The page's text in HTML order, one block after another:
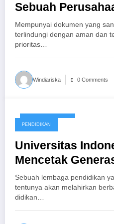
Sebuah
Mempunyai dokumen yang
terlindungi dengan aman dan
prioritas…
Windiariska 0 Comments
January 21, 2017
PENDIDIKAN
Universitas
Mencetak
Sebuah lembaga pendidikan
tentunya akan melahirkan
didikan…